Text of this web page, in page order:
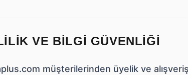
VE BILGI GÜVENLIĞI
müşterilerinden üyelik ve